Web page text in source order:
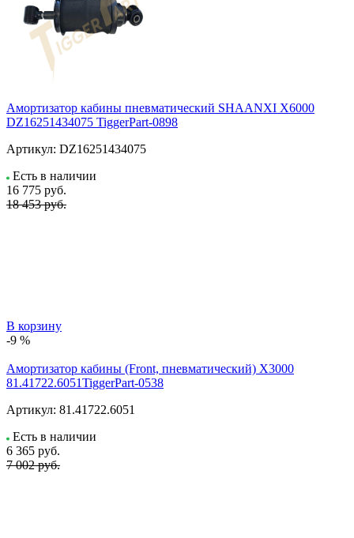
Амортизатор кабины пневматический SHAANXI X6000
DZ16251434075 TiggerPart-0898
Артикул: DZ16251434075
Есть в наличии
16 775 руб.
18 453 руб.
В корзину
-9 %
Амортизатор кабины (Front, пневматический) X3000
81.41722.6051TiggerPart-0538
Артикул: 81.41722.6051
Есть в наличии
6 365 руб.
7 002 руб.